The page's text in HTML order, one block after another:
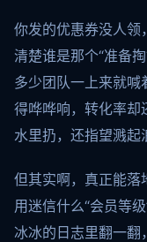
你发的优惠券没人领
清楚谁是那个“准备掏
多少团队一上来就喊
得哗哗响，转化率
水里扔，还指望溅起
但其实啊，真正能落
用迷信什么“会员等
冰冰的日志里翻一翻